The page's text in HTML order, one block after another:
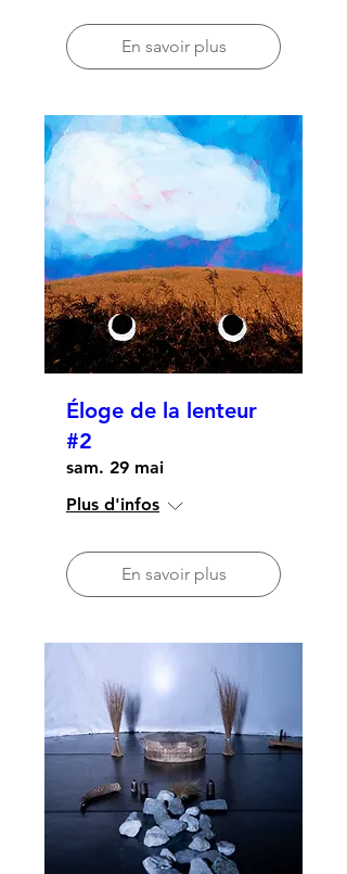
En savoir plus
Éloge de la lenteur
#2
sam. 29 mai
Plus d'infos
En savoir plus